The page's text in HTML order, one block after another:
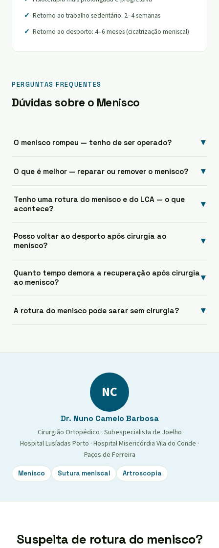
Retorno ao trabalho sedentário: 2–4 semanas
Retorno ao desporto: 4–6 meses (cicatrização meniscal)
PERGUNTAS FREQUENTES
Dúvidas sobre o Menisco
O menisco rompeu — tenho de ser operado? ▾
O que é melhor — reparar ou remover o menisco? ▾
Tenho uma rotura do menisco e do LCA — o que
acontece?
▾
Posso voltar ao desporto após cirurgia ao
menisco?
▾
Quanto tempo demora a recuperação após cirurgia
ao menisco?
▾
A rotura do menisco pode sarar sem cirurgia? ▾
NC
Dr. Nuno Camelo Barbosa
Cirurgião Ortopédico · Subespecialista de Joelho
Hospital Lusíadas Porto · Hospital Misericórdia Vila do Conde ·
Paços de Ferreira
Menisco Sutura meniscal Artroscopia
Suspeita de rotura do menisco?